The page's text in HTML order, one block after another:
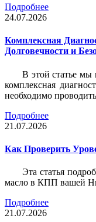
Подробнее
24.07.2026
Комплексная
Долговечности и
В этой статье мы
комплексная
необходимо проводить
Подробнее
21.07.2026
Как Проверить
Эта статья
масло в КПП вашей
Подробнее
21.07.2026